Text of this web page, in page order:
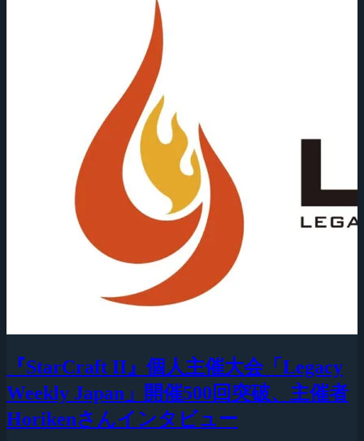
『StarCraft II』個人主催大会「Legacy
Weekly Japan」開催500回突破、主催者
Horikenさんインタビュー